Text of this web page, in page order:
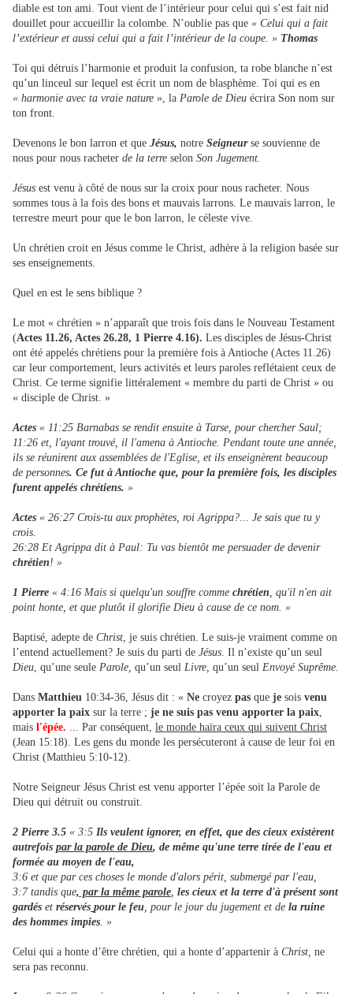
diable est ton ami. Tout vient de l’intérieur pour celui qui s’est fait nid
douillet pour accueillir la colombe. N’oublie pas que « Celui qui a fait
l’extérieur et aussi celui qui a fait l’intérieur de la coupe. » Thomas
Toi qui détruis l’harmonie et produit la confusion, ta robe blanche n’est
qu’un linceul sur lequel est écrit un nom de blasphème. Toi qui es en
« harmonie avec ta vraie nature », la Parole de Dieu écrira Son nom sur
ton front.
Devenons le bon larron et que Jésus, notre Seigneurse souvienne de
nous pour nous racheter de la terre selon Son Jugement.
Jésus est venu à côté de nous sur la croix pour nous racheter. Nous
sommes tous à la fois des bons et mauvais larrons. Le mauvais larron, le
terrestre meurt pour que le bon larron, le céleste vive.
Un chrétien croit en Jésus comme le Christ, adhère à la religion basée sur
ses enseignements.
Quel en est le sens biblique ?
Le mot « chrétien » n’apparaît que trois fois dans le Nouveau Testament
(Actes 11.26, Actes 26.28, 1 Pierre 4.16). Les disciples de Jésus-Christ
ont été appelés chrétiens pour la première fois à Antioche (Actes 11.26)
car leur comportement, leurs activités et leurs paroles reflétaient ceux de
Christ. Ce terme signifie littéralement « membre du parti de Christ » ou
« disciple de Christ. »
Actes « 11:25 Barnabas se rendit ensuite à Tarse, pour chercher Saul;
11:26 et, l'ayant trouvé, il l'amena à Antioche. Pendant toute une année,
ils se réunirent aux assemblées de l'Eglise, et ils enseignèrent beaucoup
de personnes. Ce fut à Antioche que, pour la première fois, les disciples
furent appelés chrétiens. »
Actes « 26:27 Crois-tu aux prophètes, roi Agrippa?... Je sais que tu y
crois.
26:28 Et Agrippa dit à Paul: Tu vas bientôt me persuader de devenir
chrétien ! »
1 Pierre « 4:16 Mais si quelqu'un souffre comme chrétien , qu'il n'en ait
point honte, et que plutôt il glorifie Dieu à cause de ce nom. »
Baptisé, adepte de Christ , je suis chrétien. Le suis-je vraiment comme on
l’entend actuellement? Je suis du parti de Jésus . Il n’existe qu’un seul
Dieu , qu’une seule Parole, qu’un seul Livre, qu’un seul Envoyé Suprême.
Dans Matthieu 10:34-36, Jésus dit : « Ne croyez pas que je sois venu
apporter la paix sur la terre ; je ne suis pas venu apporter la paix
mais l'épée. ... Par conséquent, le monde haïra ceux qui suivent Christ
(Jean 15:18). Les gens du monde les persécuteront à cause de leur foi en
Christ (Matthieu 5:10-12).
Notre Seigneur Jésus Christ est venu apporter l’épée soit la Parole de
Dieu qui détruit ou construit.
2 Pierre 3.5 « 3:5 Ils veulent ignorer, en effet, que des cieux existèrent
autrefois par la parole de Dieu, de même qu'une terre tirée de l'eau et
formée au moyen de l'eau,
3:6 et que par ces choses le monde d'alors périt, submergé par l'eau,
3:7 tandis que, par la même parole les cieux et la terre d'à présent sont
gardés et réservés pour le feu , pour le jour du jugement et de la ruine
des hommes impies . »
Celui qui a honte d’être chrétien, qui a honte d’appartenir à Christ, ne
sera pas reconnu.